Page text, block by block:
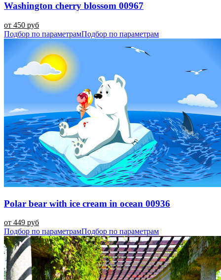
Washington cherry blossom 00967
от 450 руб
Подбор по параметрамПодбор по параметрам
Polar bear with ice cream in ocean 00936
от 449 руб
Подбор по параметрамПодбор по параметрам